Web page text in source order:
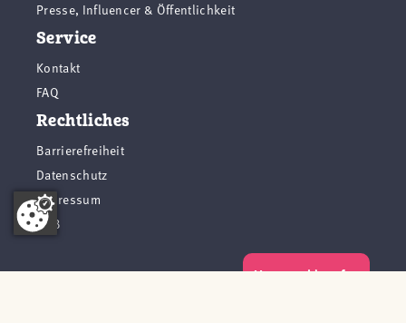
Vertrag widerrufen
Presse, Influencer & Öffentlichkeit
Service
Kontakt
FAQ
Rechtliches
Barrierefreiheit
Datenschutz
Impressum
AGB